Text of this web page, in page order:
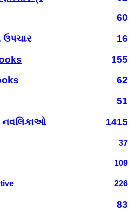
60
ઉપચાર
16
155
62
51
નવલિકાઓ
1415
37
109
226
83